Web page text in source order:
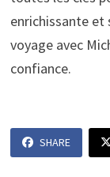
enrichissante et
voyage avec
confiance.
SHARE